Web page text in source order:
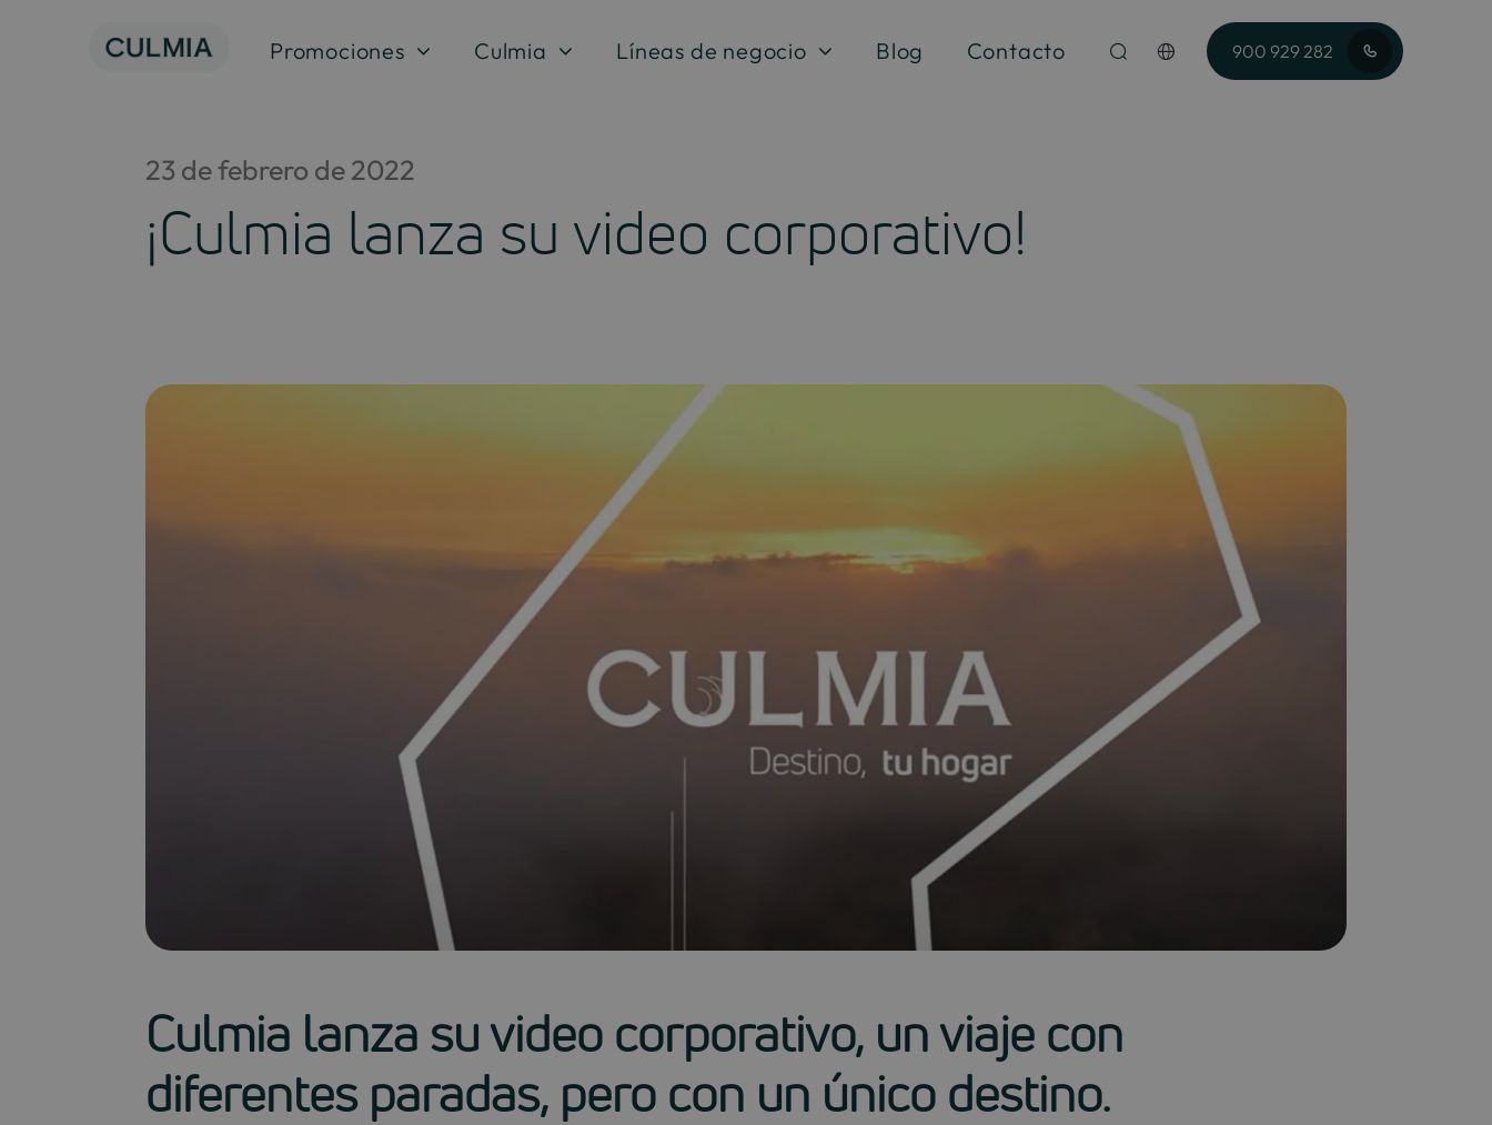
Promociones Culmia Líneas de negocio Blog Contacto 900 929 282
23 de febrero de 2022
¡Culmia lanza su video corporativo!
Culmia lanza su video corporativo, un viaje con
diferentes paradas, pero con un único destino.